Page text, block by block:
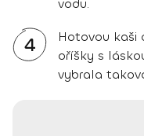
vodu.
4
Hotovou kaši
oříšky s
vybrala